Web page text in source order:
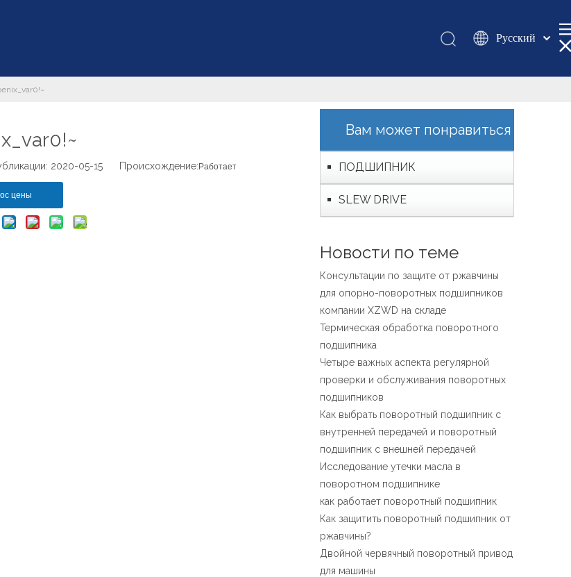
Pусский
românesc
Português
العربية
2020-05-15 Происхождение: Работает
цены
Вам может понравиться
ПОДШИПНИК
SLEW DRIVE
Новости по теме
Консультации по защите от ржавчины
для опорно-поворотных подшипников
компании XZWD на складе
Термическая обработка поворотного
подшипника
Четыре важных аспекта регулярной
проверки и обслуживания поворотных
подшипников
Как выбрать поворотный подшипник с
внутренней передачей и поворотный
подшипник с внешней передачей
Исследование утечки масла в
поворотном подшипнике
как работает поворотный подшипник
Как защитить поворотный подшипник от
ржавчины?
Двойной червячный поворотный привод
для машины